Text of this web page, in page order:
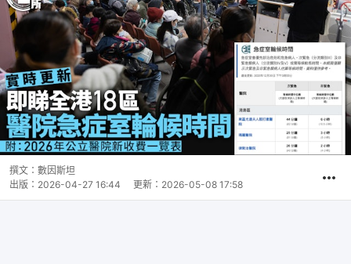
撰文： 數因斯坦
出版： 2026-04-27 16:44 更新： 2026-05-08 17:58